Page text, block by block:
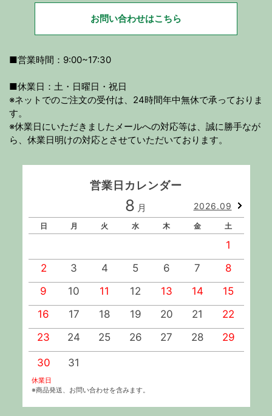
お問い合わせはこちら
■営業時間：9:00~17:30
■休業日：土・日曜日・祝日
※ネットでのご注文の受付は、24時間年中無休で承っておりま
す。
※休業日にいただきましたメールへの対応等は、誠に勝手なが
ら、休業日明けの対応とさせていただいております。
営業日カレンダー
8 月 2026.09
日 月 火 水 木 金 土
1
2
3 4 5 6 7
8
9
10 11 12 13 14
15
16
17 18 19 20 21
22
23
24 25 26 27 28 29
30 31
休業日
※商品発送、お問い合わせを含みます。